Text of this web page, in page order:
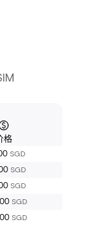
格
SGD
SGD
SGD
SGD
SGD